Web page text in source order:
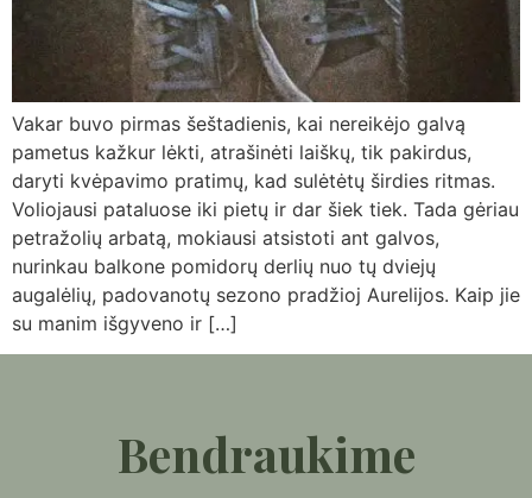
Vakar buvo pirmas šeštadienis, kai nereikėjo galvą
pametus kažkur lėkti, atrašinėti laiškų, tik pakirdus,
daryti kvėpavimo pratimų, kad sulėtėtų širdies ritmas.
Voliojausi pataluose iki pietų ir dar šiek tiek. Tada gėriau
petražolių arbatą, mokiausi atsistoti ant galvos,
nurinkau balkone pomidorų derlių nuo tų dviejų
augalėlių, padovanotų sezono pradžioj Aurelijos. Kaip jie
su manim išgyveno ir […]
Bendraukime